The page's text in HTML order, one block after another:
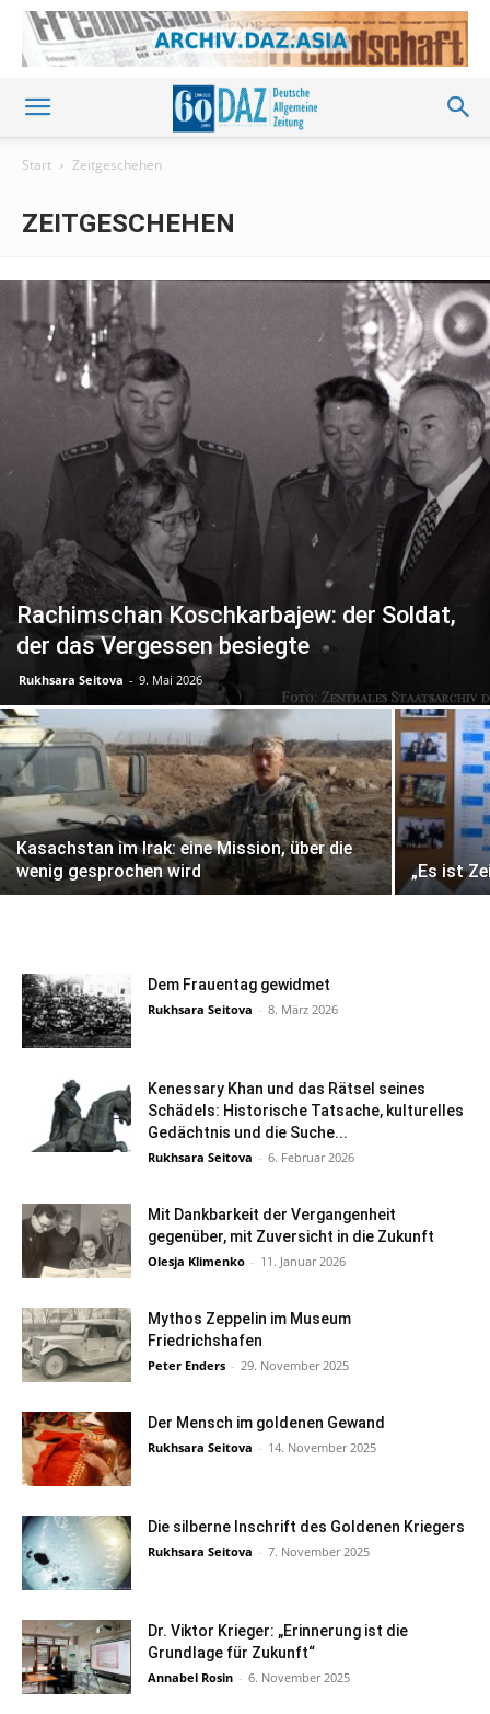
Start Zeitgeschehen
ZEITGESCHEHEN
Rachimschan Koschkarbajew: der Soldat,
der das Vergessen besiegte
Rukhsara Seitova - 9. Mai 2026
Kasachstan im Irak: eine Mission, über die
wenig gesprochen wird
„Es ist
Dem Frauentag gewidmet
Rukhsara Seitova - 8. März 2026
Kenessary Khan und das Rätsel seines
Schädels: Historische Tatsache, kulturelles
Gedächtnis und die Suche...
Rukhsara Seitova - 6. Februar 2026
Mit Dankbarkeit der Vergangenheit
gegenüber, mit Zuversicht in die Zukunft
Olesja Klimenko - 11. Januar 2026
Mythos Zeppelin im Museum
Friedrichshafen
Peter Enders - 29. November 2025
Der Mensch im goldenen Gewand
Rukhsara Seitova - 14. November 2025
Die silberne Inschrift des Goldenen Kriegers
Rukhsara Seitova - 7. November 2025
Dr. Viktor Krieger: „Erinnerung ist die
Grundlage für Zukunft“
Annabel Rosin - 6. November 2025